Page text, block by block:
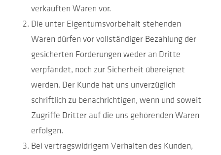
verkauften Waren vor.
Die unter Eigentumsvorbehalt stehenden
Waren dürfen vor vollständiger Bezahlung der
gesicherten Forderungen weder an Dritte
verpfändet, noch zur Sicherheit übereignet
werden. Der Kunde hat uns unverzüglich
schriftlich zu benachrichtigen, wenn und soweit
Zugriffe Dritter auf die uns gehörenden Waren
erfolgen.
Bei vertragswidrigem Verhalten des Kunden,